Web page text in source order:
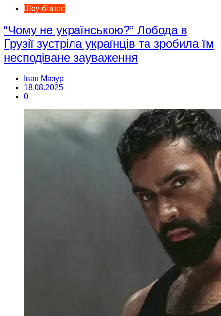
Шоу-бізнес
“Чому не українською?” Лобода в
Грузії зустріла українців та зробила їм
несподіване зауваження
Іван Мазур
18.08.2025
0